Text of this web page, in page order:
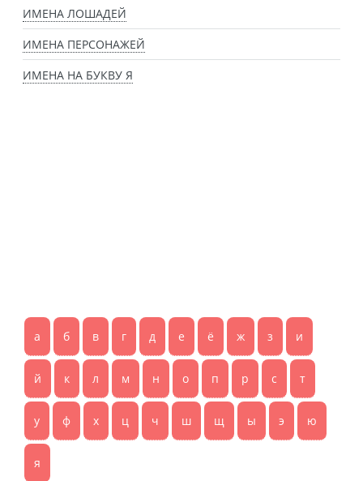
ИМЕНА ЛОШАДЕЙ
ИМЕНА ПЕРСОНАЖЕЙ
ИМЕНА НА БУКВУ Я
а б в г д е ё ж з и
й к л м н о п р с т
у ф х ц ч ш щ ы э ю
я